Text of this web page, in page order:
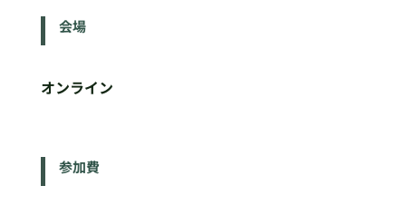
会場
オンライン
参加費